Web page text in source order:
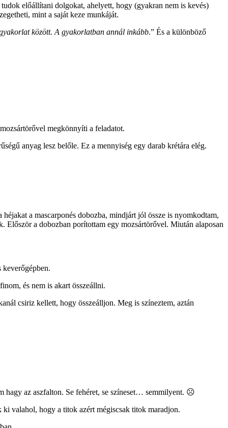
előállítani dolgokat, ahelyett, hogy (gyakran nem is kevés)
mint a saját keze munkáját.
között. A gyakorlatban annál inkább.” És a különböző
megkönnyíti a feladatot.
anyag lesz belőle. Ez a mennyiség egy darab krétára elég.
a mascarponés dobozba, mindjárt jól össze is nyomkodtam,
Először a dobozban porítottam egy mozsártörővel. Miután alaposan
és nem is akart összeállni.
csiriz kellett, hogy összeálljon. Meg is színeztem, aztán
hagy az aszfalton. Se fehéret, se színeset… semmilyent. ☹
valahol, hogy a titok azért mégiscsak titok maradjon.